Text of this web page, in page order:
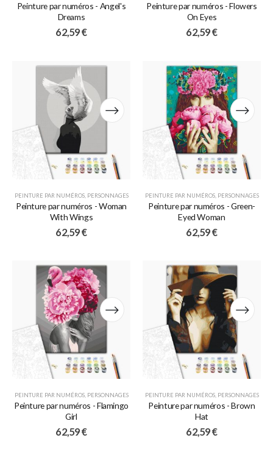
Peinture par numéros - Angel's
Dreams
62,59€
Peinture par numéros - Flowers
On Eyes
62,59€
PEINTURE PAR NUMÉROS, PERSONNAGES
Peinture par numéros - Woman
With Wings
62,59€
PEINTURE PAR NUMÉROS, PERSONNAGES
Peinture par numéros - Green-
Eyed Woman
62,59€
PEINTURE PAR NUMÉROS, PERSONNAGES
Peinture par numéros - Flamingo
Girl
62,59€
PEINTURE PAR NUMÉROS, PERSONNAGES
Peinture par numéros - Brown
Hat
62,59€